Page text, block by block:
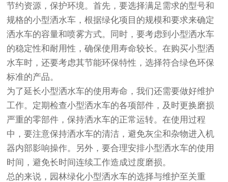
节约资源，保护环境。首先，要选择满足需求的型号和
规格的小型洒水车，根据绿化项目的规模和要求来确定
洒水车的容量和喷雾方式。同时，要考虑到小型洒水车
的稳定性和耐用性，确保使用寿命较长。在购买小型洒
水车时，还要考虑其节能环保特性，选择符合绿色环保
标准的产品。
为了延长小型洒水车的使用寿命，我们还需要做好维护
工作。定期检查小型洒水车的各项部件，及时更换磨损
严重的零部件，保持洒水车的正常运转。在使用过程
中，要注意保持洒水车的清洁，避免灰尘和杂物进入机
器内部影响操作。另外，要合理安排小型洒水车的使用
时间，避免长时间连续工作造成过度磨损。
总的来说，园林绿化小型洒水车的选择与维护至关重